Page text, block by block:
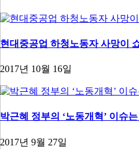
현대중공업 하청노동자 사망이
2017년 10월 16일
박근혜 정부의 ‘노동개혁’ 이슈
2017년 9월 27일